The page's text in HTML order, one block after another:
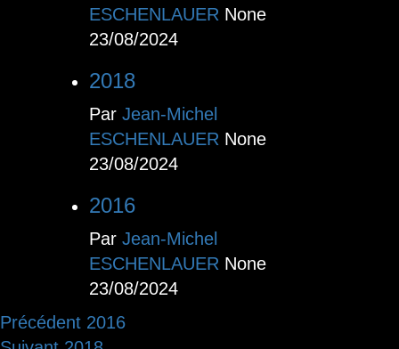
ESCHENLAUER None
23/08/2024
2018
Par Jean-Michel
ESCHENLAUER None
23/08/2024
2016
Par Jean-Michel
ESCHENLAUER None
23/08/2024
Navigation
Précédent 2016